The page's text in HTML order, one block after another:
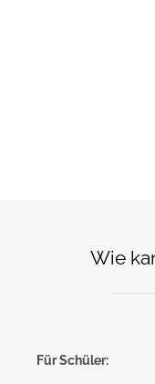
Wie
Für Schüler: